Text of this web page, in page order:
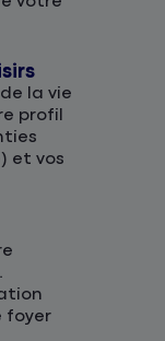
la vie
profil
et vos
foyer